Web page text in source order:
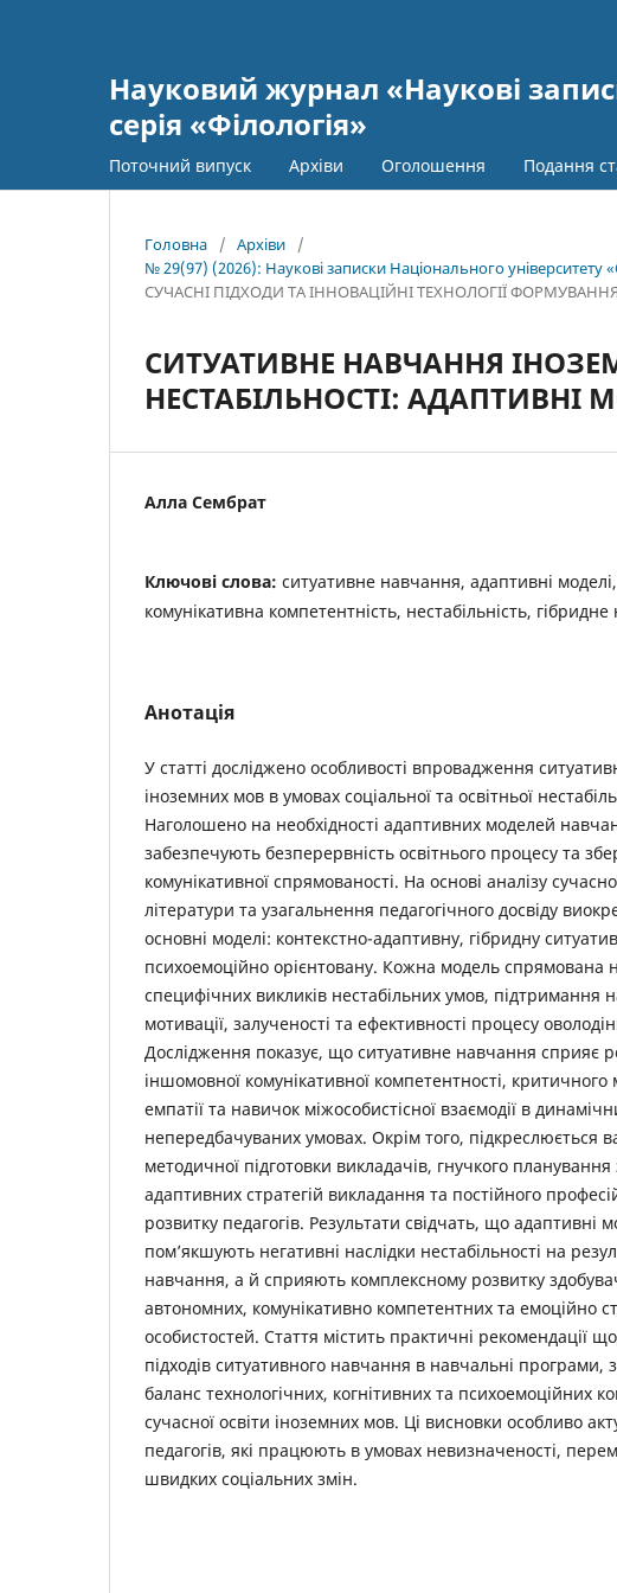
Науковий журнал «Наукові
серія «Філологія»
Поточний випуск Архіви Оголошення Подання
Головна / Архіви
/
№ 29(97) (2026): Наукові записки Національного університету
СУЧАСНІ ПІДХОДИ ТА ІННОВАЦІЙНІ ТЕХНОЛОГІЇ
СИТУАТИВНЕ НАВЧАННЯ
НЕСТАБІЛЬНОСТІ: АДАПТИВНІ
Алла Сембрат
Ключові слова: ситуативне навчання, адаптивні
комунікативна компетентність, нестабільність,
Анотація
У статті досліджено особливості впровадження
іноземних мов в умовах соціальної та освітньої
Наголошено на необхідності адаптивних моделей
забезпечують безперервність освітнього процесу та
комунікативної спрямованості. На основі аналізу
літератури та узагальнення педагогічного досвіду
основні моделі: контекстно-адаптивну, гібридну
психоемоційно орієнтовану. Кожна модель спрямована
специфічних викликів нестабільних умов, підтримання
мотивації, залученості та ефективності процесу
Дослідження показує, що ситуативне навчання сприяє
іншомовної комунікативної компетентності,
емпатії та навичок міжособистісної взаємодії в
непередбачуваних умовах. Окрім того, підкреслюється
методичної підготовки викладачів, гнучкого
адаптивних стратегій викладання та постійного
розвитку педагогів. Результати свідчать, що адаптивні
пом’якшують негативні наслідки нестабільності на
навчання, а й сприяють комплексному розвитку
автономних, комунікативно компетентних та емоційно
особистостей. Стаття містить практичні рекомендації
підходів ситуативного навчання в навчальні програми,
баланс технологічних, когнітивних та психоемоційних
сучасної освіти іноземних мов. Ці висновки особливо
педагогів, які працюють в умовах невизначеності,
швидких соціальних змін.